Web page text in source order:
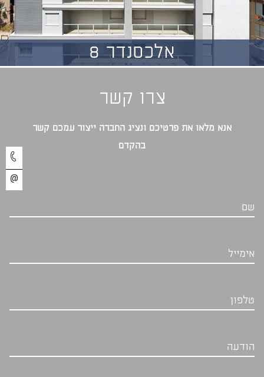
אלכסנדר 8
צרו קשר
אנא מלאו את פרטיכם ונציג החברה ייצור עמכם קשר
בהקדם‎
שם
אימייל
טלפון
הודעה